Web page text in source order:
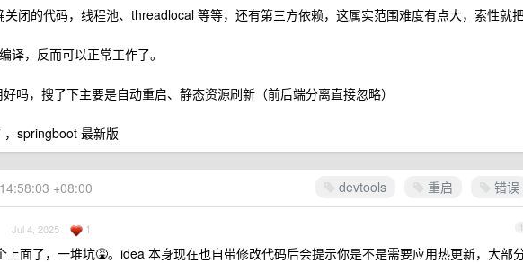
闭的代码，线程池、threadlocal 等等，还有第三方依赖，这属实范围难度有点大，索性就
译，反而可以正常工作了。
吗，搜了下主要是自动重启、静态资源刷新（前后端分离直接忽略）
springboot 最新版
devtools 重启 错误
+08:00
1
Jul 4, 2025 1
上面了，一堆坑🤮。idea 本身现在也自带修改代码后会提示你是不是需要应用热更新，大部